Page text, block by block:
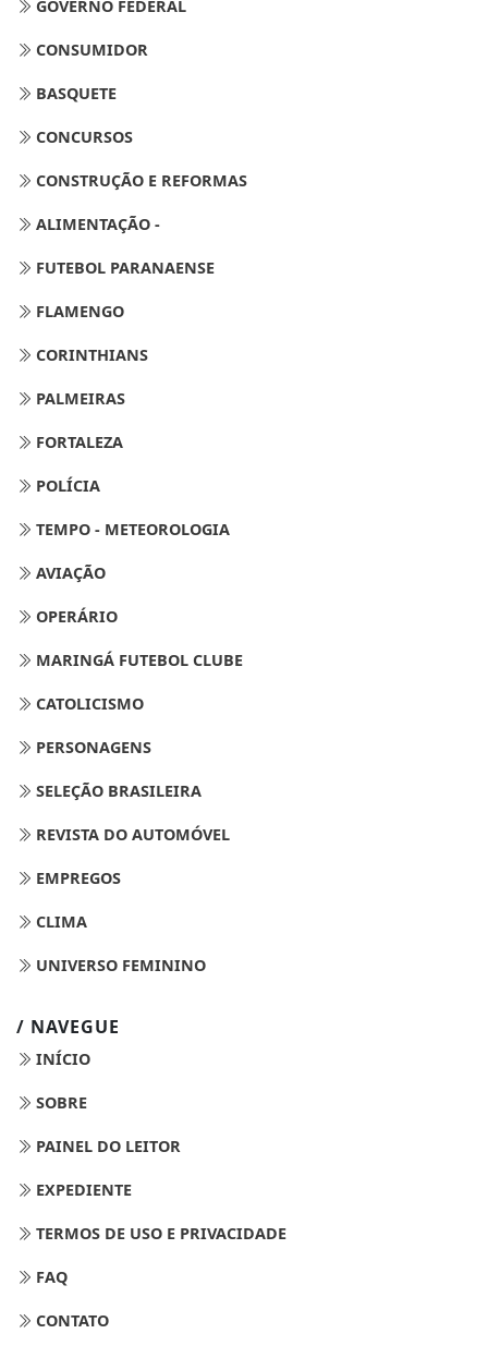
GOVERNO FEDERAL
CONSUMIDOR
BASQUETE
CONCURSOS
CONSTRUÇÃO E REFORMAS
ALIMENTAÇÃO -
FUTEBOL PARANAENSE
FLAMENGO
CORINTHIANS
PALMEIRAS
FORTALEZA
POLÍCIA
TEMPO - METEOROLOGIA
AVIAÇÃO
OPERÁRIO
MARINGÁ FUTEBOL CLUBE
CATOLICISMO
PERSONAGENS
SELEÇÃO BRASILEIRA
REVISTA DO AUTOMÓVEL
EMPREGOS
CLIMA
UNIVERSO FEMININO
/ NAVEGUE
INÍCIO
SOBRE
PAINEL DO LEITOR
EXPEDIENTE
TERMOS DE USO E PRIVACIDADE
FAQ
CONTATO